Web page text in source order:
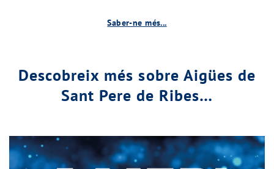
Saber-ne més...
Descobreix més sobre Aigües de
Sant Pere de Ribes…